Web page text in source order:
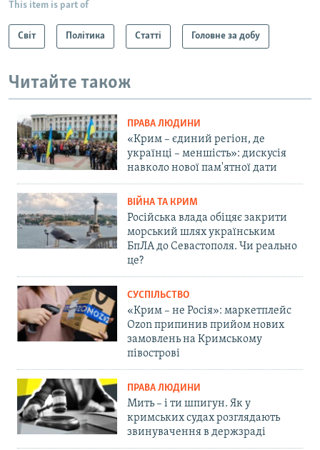
This item is part of
Світ Політика Статті Головне за добу
Читайте також
ПРАВА ЛЮДИНИ
«Крим – єдиний регіон, де
українці – меншість»: дискусія
навколо нової пам'ятної дати
ВІЙНА ТА КРИМ
Російська влада обіцяє закрити
морський шлях українським
БпЛА до Севастополя. Чи реально
це?
СУСПІЛЬСТВО
«Крим – не Росія»: маркетплейс
Ozon припинив прийом нових
замовлень на Кримському
півострові
ПРАВА ЛЮДИНИ
Мить – і ти шпигун. Як у
кримських судах розглядають
звинувачення в держзраді